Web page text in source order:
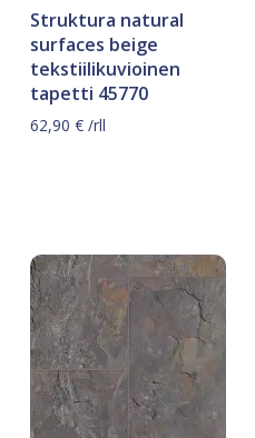
Struktura natural
surfaces beige
tekstiilikuvioinen
tapetti 45770
62,90 €/rll